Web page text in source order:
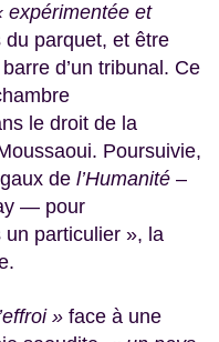
expérimentée et
parquet, et être
d’un tribunal. Ce
le droit de la
Poursuivie,
de l’Humanité –
— pour
particulier », la
» face à une